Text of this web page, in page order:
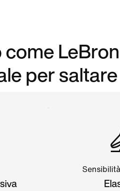
come
per